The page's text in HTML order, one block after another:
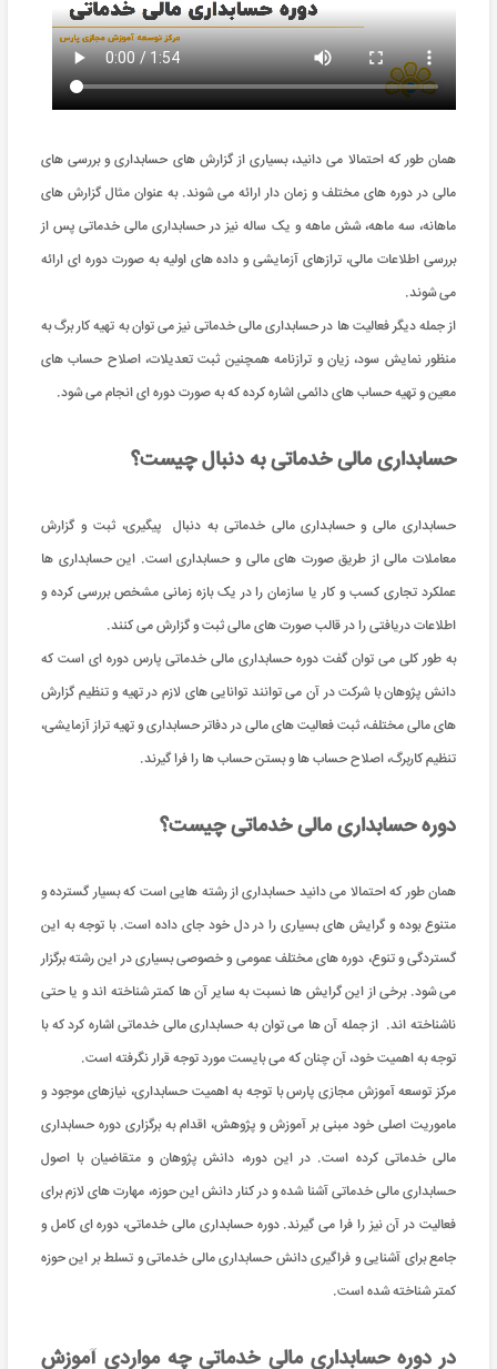
همان طور که احتمالا می دانید، بسیاری از گزارش های حسابداری و بررسی های
مالی در دوره های مختلف و زمان دار ارائه می شوند. به عنوان مثال گزارش های
ماهانه، سه ماهه، شش ماهه و یک ساله نیز در حسابداری مالی خدماتی پس از
بررسی اطلاعات مالی، ترازهای آزمایشی و داده های اولیه به صورت دوره ای ارائه
می شوند.
از جمله دیگر فعالیت ها در حسابداری مالی خدماتی نیز می توان به تهیه کار برگ به
منظور نمایش سود، زیان و ترازنامه همچنین ثبت تعدیلات، اصلاح حساب های
معین و تهیه حساب های دائمی اشاره کرده که به صورت دوره ای انجام می شود.
حسابداری مالی خدماتی به دنبال چیست؟
حسابداری مالی و حسابداری مالی خدماتی به دنبال پیگیری، ثبت و گزارش
معاملات مالی از طریق صورت های مالی و حسابداری است. این حسابداری ها
عملکرد تجاری کسب و کار یا سازمان را در یک بازه زمانی مشخص بررسی کرده و
اطلاعات دریافتی را در قالب صورت های مالی ثبت و گزارش می کنند.
به طور کلی می توان گفت دوره حسابداری مالی خدماتی پارس دوره ای است که
دانش پژوهان با شرکت در آن می توانند توانایی های لازم در تهیه و تنظیم گزارش
های مالی مختلف، ثبت فعالیت های مالی در دفاتر حسابداری و تهیه تراز آزمایشی،
تنظیم کاربرگ، اصلاح حساب ها و بستن حساب ها را فرا گیرند.
دوره حسابداری مالی خدماتی چیست؟
همان طور که احتمالا می دانید حسابداری از رشته هایی است که بسیار گسترده و
متنوع بوده و گرایش های بسیاری را در دل خود جای داده است. با توجه به این
گستردگی و تنوع، دوره های مختلف عمومی و خصوصی بسیاری در این رشته برگزار
می شود. برخی از این گرایش ها نسبت به سایر آن ها کمتر شناخته اند و یا حتی
ناشناخته اند. از جمله آن ها می توان به حسابداری مالی خدماتی اشاره کرد که با
توجه به اهمیت خود، آن چنان که می بایست مورد توجه قرار نگرفته است.
مرکز توسعه آموزش مجازی پارس با توجه به اهمیت حسابداری، نیازهای موجود و
ماموریت اصلی خود مبنی بر آموزش و پژوهش، اقدام به برگزاری دوره حسابداری
مالی خدماتی کرده است. در این دوره، دانش پژوهان و متقاضیان با اصول
حسابداری مالی خدماتی آشنا شده و در کنار دانش این حوزه، مهارت های لازم برای
فعالیت در آن نیز را فرا می گیرند. دوره حسابداری مالی خدماتی، دوره ای کامل و
جامع برای آشنایی و فراگیری دانش حسابداری مالی خدماتی و تسلط بر این حوزه
کمتر شناخته شده است.
در دوره حسابداری مالی خدماتی چه مواردی آموزش